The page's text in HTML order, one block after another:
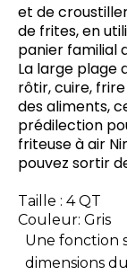
et de
de frites, en
panier familial
La large plage
rôtir, cuire,
des aliments,
prédilection
friteuse à air
pouvez sortir
Taille : 4 QT
Couleur: Gris
Une fonction
dimensions